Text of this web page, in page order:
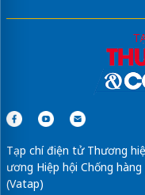
Tạp chí điện tử Thương
ương Hiệp hội Chống
(Vatap)